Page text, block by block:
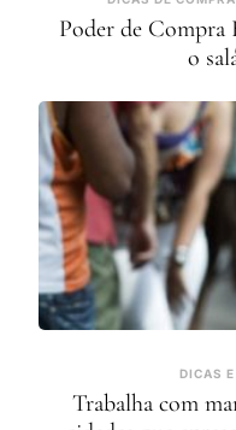
Poder de Compra
o
DICAS
Trabalha com